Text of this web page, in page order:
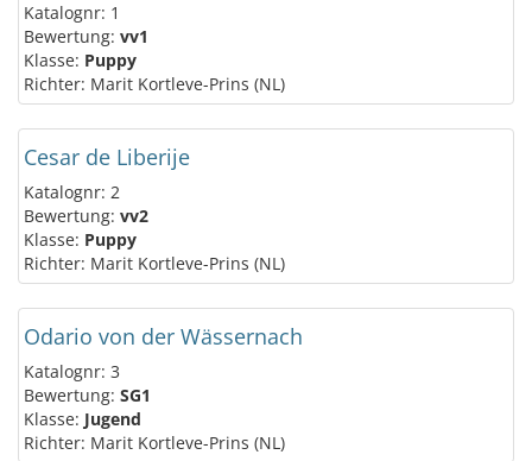
Katalognr: 1
Bewertung: vv1
Klasse: Puppy
Richter: Marit Kortleve-Prins (NL)
Cesar de Liberije
Katalognr: 2
Bewertung: vv2
Klasse: Puppy
Richter: Marit Kortleve-Prins (NL)
Odario von der Wässernach
Katalognr: 3
Bewertung: SG1
Klasse: Jugend
Richter: Marit Kortleve-Prins (NL)